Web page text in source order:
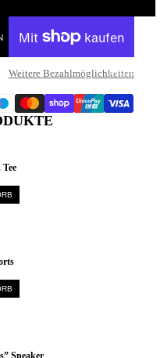
JACKEN
Weitere Bezahlmöglichkeiten
Sneaker